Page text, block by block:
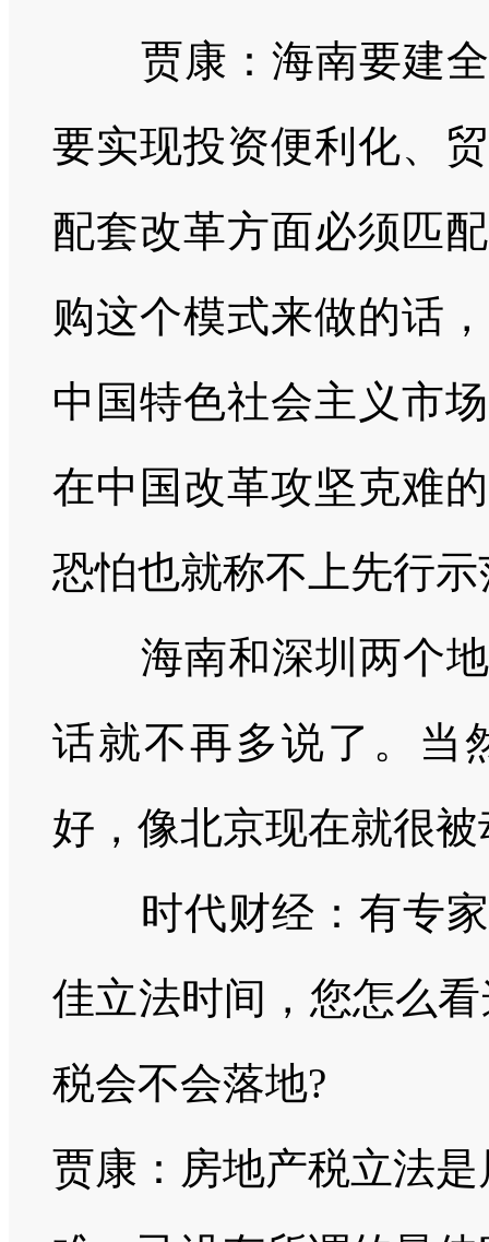
贾康：海南要建
要实现投资便利化、
配套改革方面必须匹
购这个模式来做的话
中国特色社会主义市
在中国改革攻坚克难
恐怕也就称不上先行
海南和深圳两个
话就不再多说了。当
好，像北京现在就很被
时代财经：有专
佳立法时间，您怎么
税会不会落地?
贾康：房地产税立法